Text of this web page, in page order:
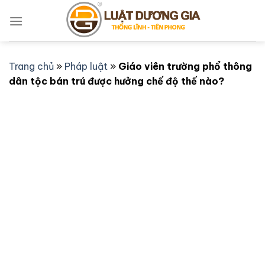
qua
Trang chủ » Pháp luật » Giáo viên trường phổ thông
dân tộc bán trú được hưởng chế độ thế nào?